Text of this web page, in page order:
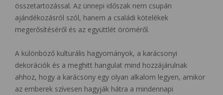
összetartozással. Az ünnepi időszak nem csupán
ajándékozásról szól, hanem a családi kötelékek
megerősítéséről és az együttlét öröméről.
A különböző kulturális hagyományok, a karácsonyi
dekorációk és a meghitt hangulat mind hozzájárulnak
ahhoz, hogy a karácsony egy olyan alkalom legyen, amikor
az emberek szívesen hagyják hátra a mindennapi